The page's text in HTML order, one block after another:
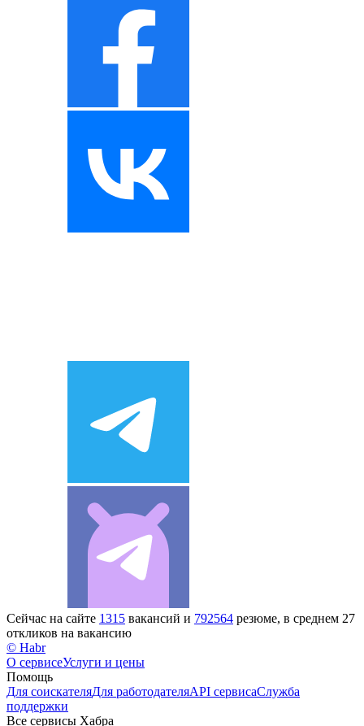
Сейчас на сайте 1315 вакансий и 792564 резюме, в среднем 27
откликов на вакансию
© Habr
О сервисеУслуги и цены
Помощь
Для соискателяДля работодателяAPI сервисаСлужба
поддержки
Все сервисы Хабра